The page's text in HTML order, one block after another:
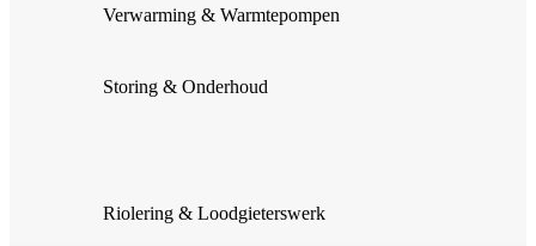
Verwarming & Warmtepompen
Storing & Onderhoud
Riolering & Loodgieterswerk